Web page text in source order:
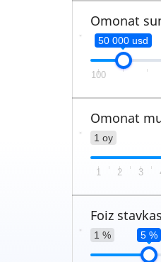
Omonat
50 000 usd
100
Omonat
1 oy
1 2 3
Foiz
1 % 5 %